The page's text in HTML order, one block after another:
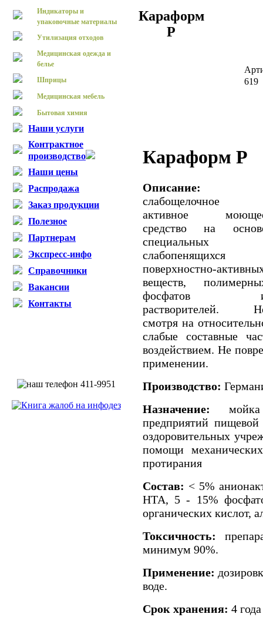
Индикаторы и
упаковочные материалы
Утилизация отходов
Медицинская одежда и
белье
Шприцы
Медицинская мебель
Бытовая химия
Наши услуги
Контрактное
производство
Наши цены
Распродажа
Заказ продукции
Полезное
Партнерам
Экспресс-инфо
Справочники
Вакансии
Контакты
Караформ
Р
619
Караформ Р
Описание:
слабощелочное
активное
средство на
специальных
слабопенящихся
поверхностно-
веществ,
фосфатов
растворителей.
смотря на
слабые составные
воздействием. Не
применении.
Производство:
Назначение: мойка
предприятий
оздоровительных
помощи
протирания
Состав: < 5%
НТА, 5 - 15%
органических кислот,
Токсичность:
минимум 90%.
Применение:
воде.
Срок хранения: 4 года